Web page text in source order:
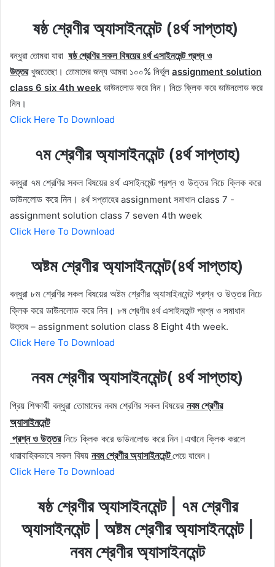
ষষ্ঠ শ্রেণীর অ্যাসাইনমেন্ট (৪র্থ সাপ্তাহ)
বন্ধুরা তোমরা যারা ষষ্ঠ শ্রেণির সকল বিষয়ের ৪র্থ এসাইনমেন্ট প্রশ্ন ও
উত্তরখুজতেছো। তোমাদের জন্য আমরা ১০০% নির্ভুল assignment solution
class 6 six 4th week ডাউনলোড করে নিন। নিচে ক্লিক করে ডাউনলোড করে
নিন।
Click Here To Download
৭ম শ্রেণীর অ্যাসাইনমেন্ট (৪র্থ সাপ্তাহ)
বন্ধুরা ৭ম শ্রেণির সকল বিষয়ের ৪র্থ এসাইনমেন্ট প্রশ্ন ও উত্তর নিচে ক্লিক করে
ডাউনলোড করে নিন। ৪র্থ সপ্তাহের assignment সমাধান class 7 -
assignment solution class 7 seven 4th week
Click Here To Download
অষ্টম শ্রেণীর অ্যাসাইনমেন্ট(৪র্থ সাপ্তাহ)
বন্ধুরা ৮ম শ্রেণির সকল বিষয়ের অষ্টম শ্রেণীর অ্যাসাইনমেন্ট প্রশ্ন ও উত্তর নিচে
ক্লিক করে ডাউনলোড করে নিন। ৮ম শ্রেণীর ৪র্থ এসাইনমেন্ট প্রশ্ন ও সমাধান
উত্তর – assignment solution class 8 Eight 4th week.
Click Here To Download
নবম শ্রেণীর অ্যাসাইনমেন্ট( ৪র্থ সাপ্তাহ)
প্রিয় শিক্ষার্থী বন্ধুরা তোমাদের নবম শ্রেণির সকল বিষয়ের নবম শ্রেণীর
অ্যাসাইনমেন্ট
প্রশ্ন ও উত্তরনিচে ক্লিক করে ডাউনলোড করে নিন।এখানে ক্লিক করলে
ধারাবাহিকভাবে সকল বিষয় নবম শ্রেণীর অ্যাসাইনমেন্টপেয়ে যাবেন।
Click Here To Download
ষষ্ঠ শ্রেণীর অ্যাসাইনমেন্ট | ৭ম শ্রেণীর
অ্যাসাইনমেন্ট | অষ্টম শ্রেণীর অ্যাসাইনমেন্ট |
নবম শ্রেণীর অ্যাসাইনমেন্ট